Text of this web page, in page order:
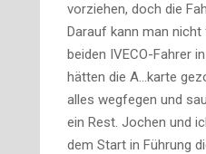
vorziehen, doch die
Darauf kann man
beiden IVECO-Fahrer
hätten die A…karte
alles wegfegen und
ein Rest. Jochen und
dem Start in Führung